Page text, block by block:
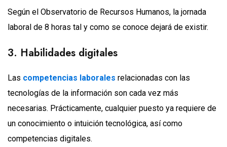
Según el Observatorio de Recursos Humanos, la jornada
laboral de 8 horas tal y como se conoce dejará de existir.
3. Habilidades digitales
Las competencias laborales relacionadas con las
tecnologías de la información son cada vez más
necesarias. Prácticamente, cualquier puesto ya requiere de
un conocimiento o intuición tecnológica, así como
competencias digitales.